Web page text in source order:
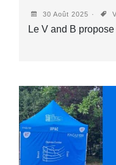
30 Août 2025
Le V and B